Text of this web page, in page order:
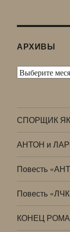
АРХИВЫ
Архивы
СПОРЩИК
АНТОН и
Повесть
Повесть
КОНЕЦ